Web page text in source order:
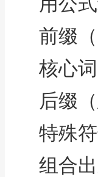
前缀
核心
后缀
特殊
组合